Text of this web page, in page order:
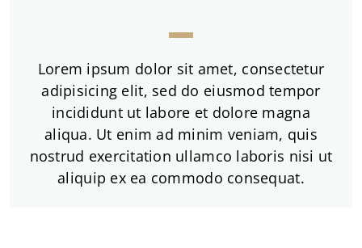
Lorem ipsum dolor sit amet, consectetur
adipisicing elit, sed do eiusmod tempor
incididunt ut labore et dolore magna
aliqua. Ut enim ad minim veniam, quis
nostrud exercitation ullamco laboris nisi ut
aliquip ex ea commodo consequat.